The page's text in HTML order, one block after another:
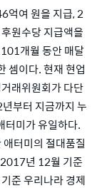
억여 원을 지급, 2
원수당 지급액을
개월 동안 매달
셈이다. 현재 현업
래위원회가 다단
부터 지금까지 누
터미가 유일하다.
터미의 절대품질
년 12월 기준
준 우리나라 경제